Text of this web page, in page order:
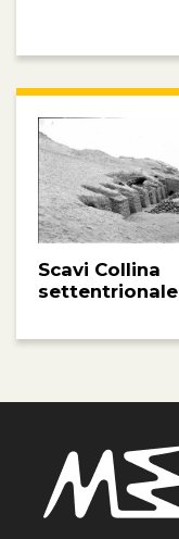
Scavi Collina
settentrionale